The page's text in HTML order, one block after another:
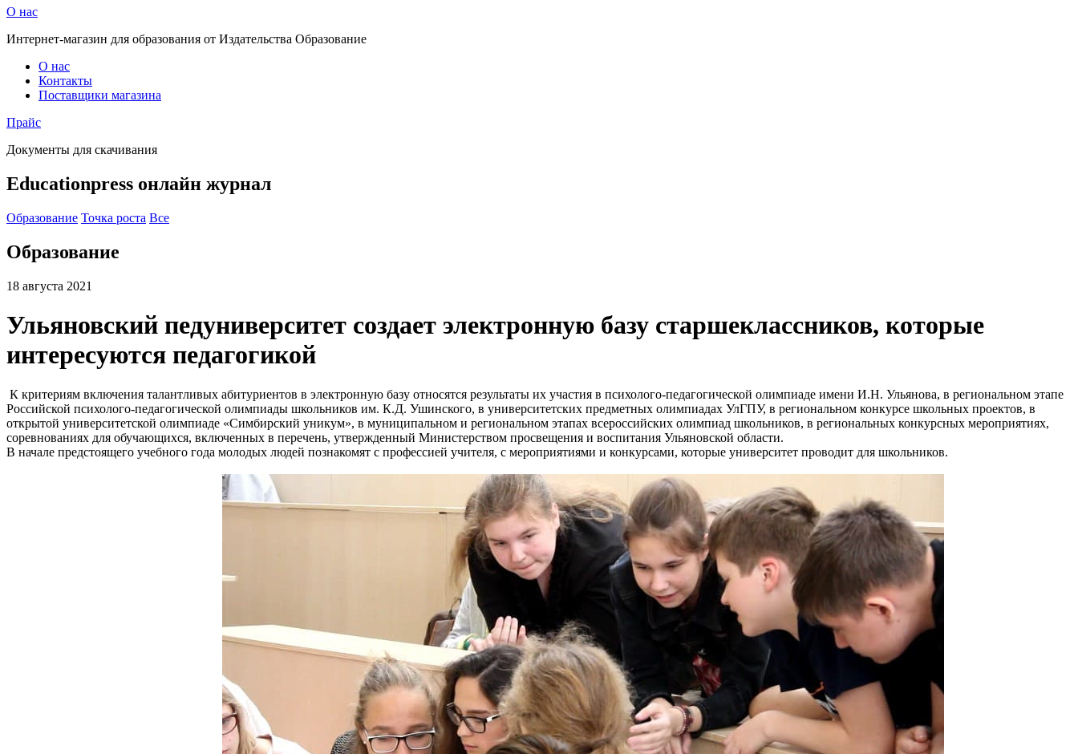
О нас
Интернет-магазин для образования от Издательства Образование
О нас
Контакты
Поставщики магазина
Прайс
Документы для скачивания
Educationpress онлайн журнал
Образование Точка роста Все
Образование
18 августа 2021
Ульяновский педуниверситет создает электронную базу старшеклассников, которые
интересуются педагогикой
К критериям включения талантливых абитуриентов в электронную базу относятся результаты их участия в психолого-педагогической олимпиаде имени И.Н. Ульянова, в региональном этапе
Российской психолого-педагогической олимпиады школьников им. К.Д. Ушинского, в университетских предметных олимпиадах УлГПУ, в региональном конкурсе школьных проектов, в
открытой университетской олимпиаде «Симбирский уникум», в муниципальном и региональном этапах всероссийских олимпиад школьников, в региональных конкурсных мероприятиях,
соревнованиях для обучающихся, включенных в перечень, утвержденный Министерством просвещения и воспитания Ульяновской области.
В начале предстоящего учебного года молодых людей познакомят с профессией учителя, с мероприятиями и конкурсами, которые университет проводит для школьников.